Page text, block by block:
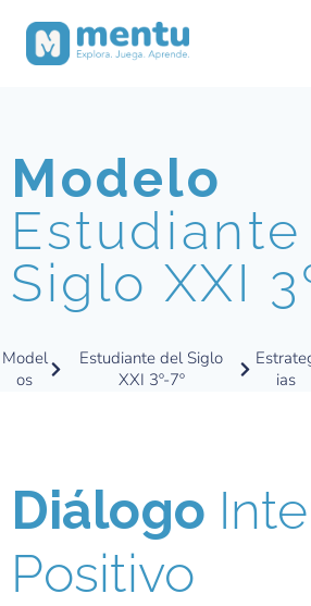
Modelo
Siglo XXI
Model
os
Estudiante del Siglo
XXI 3º-7º
ias
Diálogo
Positivo